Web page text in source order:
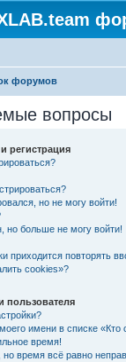
форумов
вопросы
регистрация
но не могу войти!
но больше не могу войти!
приходится повторять
cookies»?
пользователя
имени в списке
время!
время всё равно